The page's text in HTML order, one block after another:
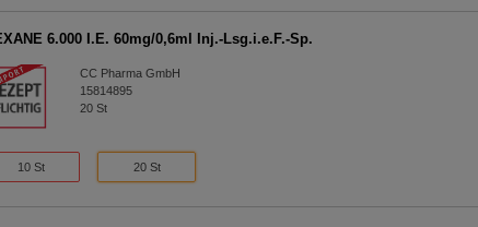
6.000 I.E. 60mg/0,6ml Inj.-Lsg.i.e.F.-Sp.
CC Pharma GmbH
15814895
20St
10 St 20 St